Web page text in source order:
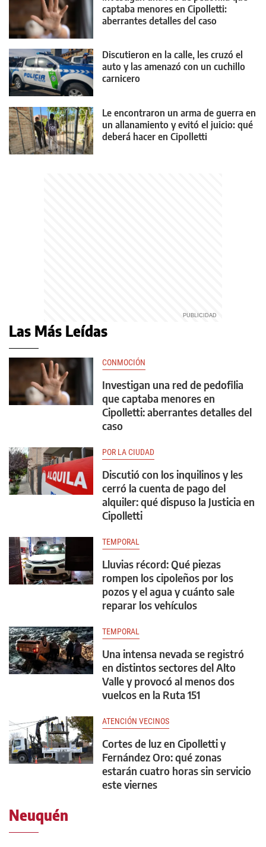
captaba menores en Cipolletti:
aberrantes detalles del caso
Discutieron en la calle, les cruzó el
auto y las amenazó con un cuchillo
carnicero
Le encontraron un arma de guerra en
un allanamiento y evitó el juicio: qué
deberá hacer en Cipolletti
Las Más Leídas
CONMOCIÓN
Investigan una red de pedofilia
que captaba menores en
Cipolletti: aberrantes detalles del
caso
POR LA CIUDAD
Discutió con los inquilinos y les
cerró la cuenta de pago del
alquiler: qué dispuso la Justicia en
Cipolletti
TEMPORAL
Lluvias récord: Qué piezas
rompen los cipoleños por los
pozos y el agua y cuánto sale
reparar los vehículos
TEMPORAL
Una intensa nevada se registró
en distintos sectores del Alto
Valle y provocó al menos dos
vuelcos en la Ruta 151
ATENCIÓN VECINOS
Cortes de luz en Cipolletti y
Fernández Oro: qué zonas
estarán cuatro horas sin servicio
este viernes
Neuquén